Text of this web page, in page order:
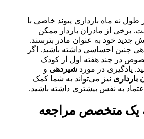
طول نه ماه بارداری پیوند خاصی با
برخی از مادران باردار ممکن
خود به عنوان مادر بترسند.
چنین احساسی داشته باشید. اگر
بخصوص در چند هفته اول از کودک
یادگیری در مورد شیردهی و
بارداری نیز می‌تواند به شما کمک
به نفس بیشتری داشته باشید.
یک متخصص مراجعه